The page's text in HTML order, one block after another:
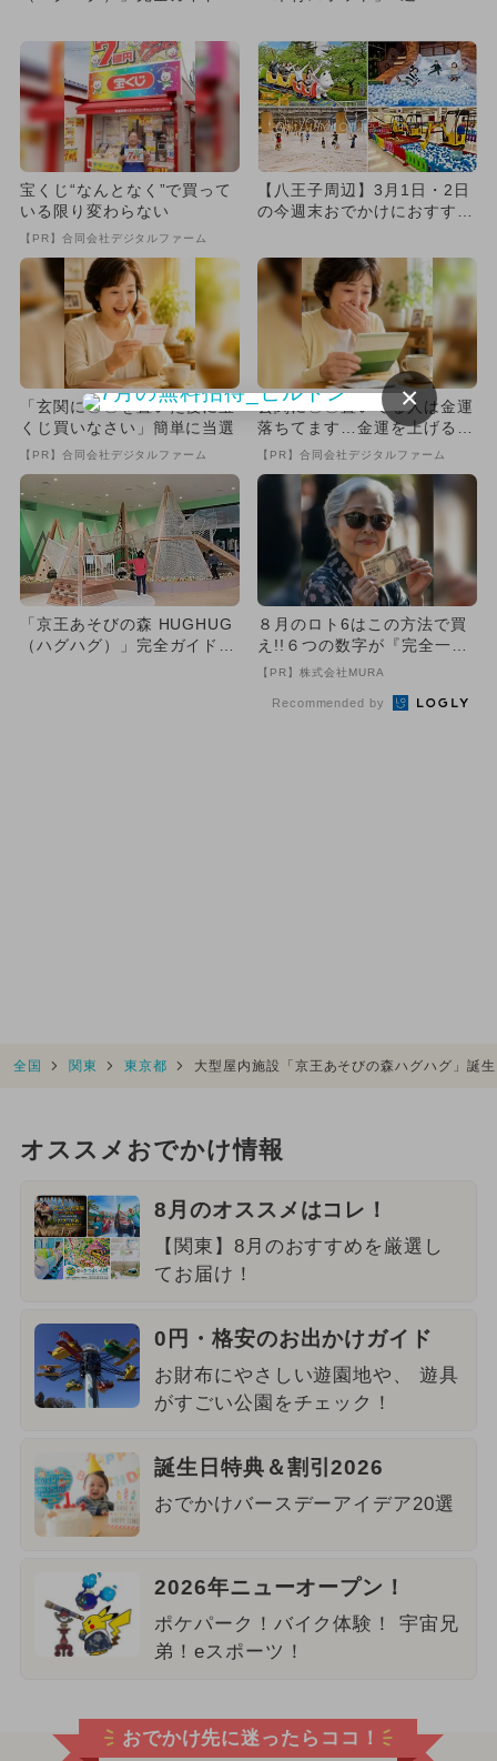
宝くじ“なんとなく”で買って
いる限り変わらない
【PR】合同会社デジタルファーム
【八王子周辺】3月1日・2日
の今週末おでかけにおすす
「玄関に〇〇を置いた後に宝
くじ買いなさい」簡単に当選
【PR】合同会社デジタルファーム
玄関に〇〇置いてる人は金運
落ちてます…金運を上げる方
法とは
【PR】合同会社デジタルファーム
「京王あそびの森 HUGHUG
（ハグハグ）」完全ガイド
８月のロト6はこの方法で買
え!!６つの数字が『完全一
致』する方法
【PR】株式会社MURA
Recommended by
全国 関東 東京都 大型屋内施設「京王あそびの森ハグハグ」誕
オススメおでかけ情報
8月のオススメはコレ！
【関東】8月のおすすめを厳選し
てお届け！
0円・格安のお出かけガイド
お財布にやさしい遊園地や、 遊具
がすごい公園をチェック！
誕生日特典＆割引2026
おでかけバースデーアイデア20選
2026年ニューオープン！
ポケパーク！バイク体験！ 宇宙兄
弟！eスポーツ！
おでかけ先に迷ったらココ！
×